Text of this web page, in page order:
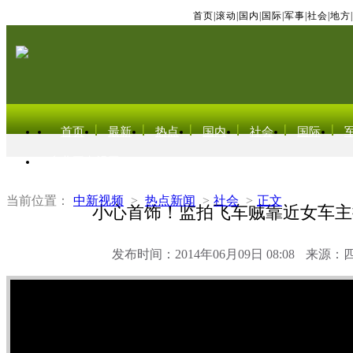
首页 滚动 国内 国际 军事 社会 地方
首页 最新 热点 国内 社会 国际
当前位置： 中新视频 > 热点新闻 > 社会 > 正文
小心首饰！监拍飞车贼靠近女车
发布时间：2014年06月09日 08:08 来源：